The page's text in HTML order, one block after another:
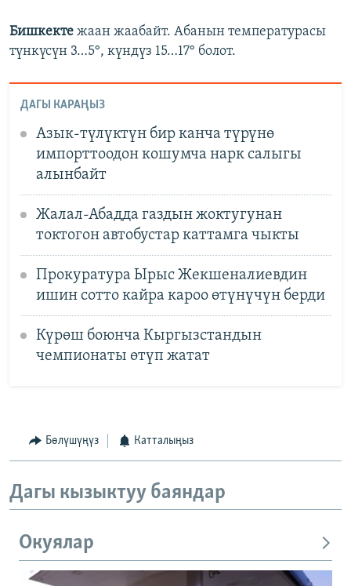
Бишкекте жаан жаабайт. Абанын температурасы
түнкүсүн 3…5°, күндүз 15…17° болот.
ДАГЫ КАРАҢЫЗ
Азык-түлүктүн бир канча түрүнө
импорттоодон кошумча нарк салыгы
алынбайт
Жалал-Абадда газдын жоктугунан
токтогон автобустар каттамга чыкты
Прокуратура Ырыс Жекшеналиевдин
ишин сотто кайра кароо өтүнүчүн берди
Күрөш боюнча Кыргызстандын
чемпионаты өтүп жатат
Бөлүшүңүз Катталыңыз
Дагы кызыктуу баяндар
Окуялар